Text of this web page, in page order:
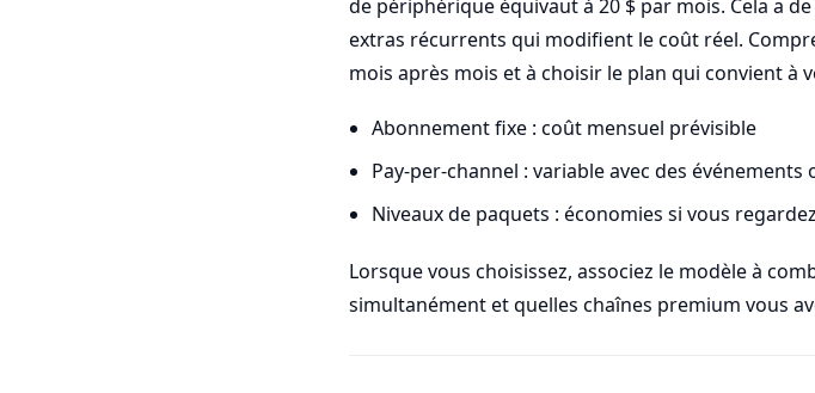
de périphérique équivaut à 20 $ par mois. Cela a
extras récurrents qui modifient le coût réel.
mois après mois et à choisir le plan qui convient à
Abonnement fixe : coût mensuel prévisible
Pay-per-channel : variable avec des
Niveaux de paquets : économies si vous
Lorsque vous choisissez, associez le modèle à
simultanément et quelles chaînes premium vous